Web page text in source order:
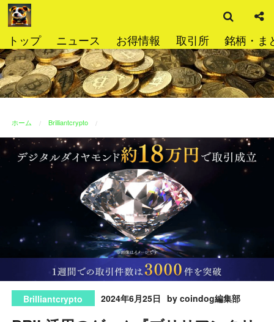
コ
ン
ン
ツ
へ
ス
プ
トップ ニュース お得情報 取引所 銘柄・ま
索
ホーム Brilliantcrypto
Brilliantcrypto 2024年6月25日 by coindog編集部